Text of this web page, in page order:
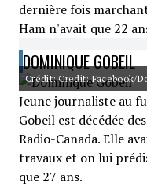
dernière fois
Ham n'avait que 22
DOMINIQUE GOBEIL
Crédit: Credit: Facebook/
Jeune journaliste au
Gobeil est décédée
Radio-Canada. Elle
travaux et on lui
que 27 ans.